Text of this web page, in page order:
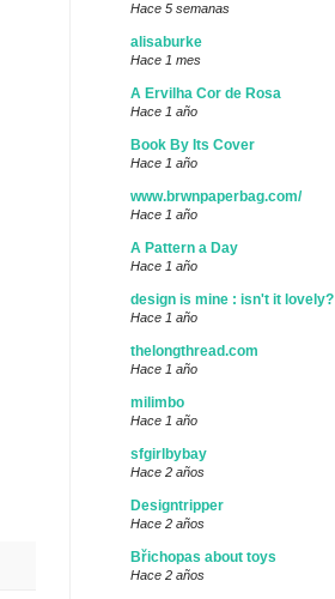
Hace 5 semanas
alisaburke
Hace 1 mes
A Ervilha Cor de Rosa
Hace 1 año
Book By Its Cover
Hace 1 año
www.brwnpaperbag.com/
Hace 1 año
A Pattern a Day
Hace 1 año
design is mine : isn't it lovely?
Hace 1 año
thelongthread.com
Hace 1 año
milimbo
Hace 1 año
sfgirlbybay
Hace 2 años
Designtripper
Hace 2 años
Břichopas about toys
Hace 2 años